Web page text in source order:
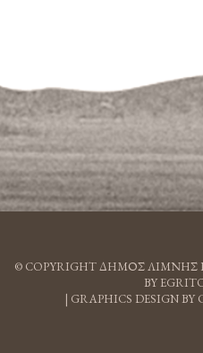
© COPYRIGHT ΔΗΜΟΣ ΛΙΜΝΗΣ
BY
| GRAPHICS DESIGN BY